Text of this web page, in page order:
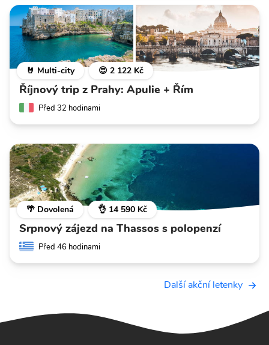
🤘 Multi-city 😍 2 122 Kč
Říjnový trip z Prahy: Apulie + Řím
Před 32 hodinami
🌴 Dovolená 👌 14 590 Kč
Srpnový zájezd na Thassos s polopenzí
Před 46 hodinami
Další akční letenky